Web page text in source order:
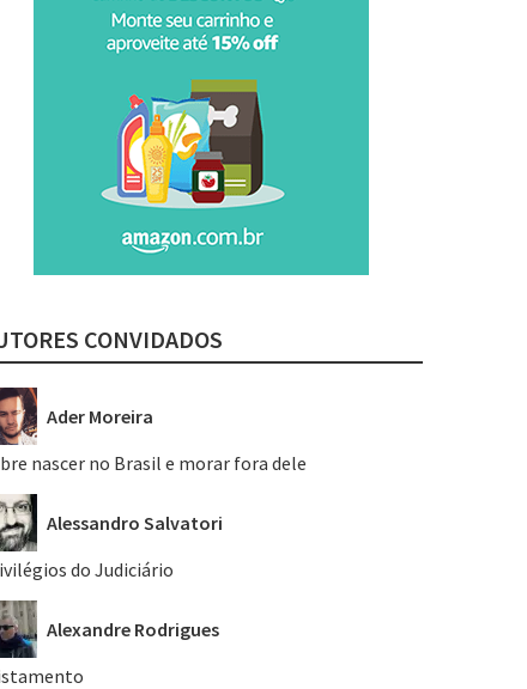
CONVIDADOS
Ader Moreira
nascer no Brasil e morar fora dele
Alessandro Salvatori
do Judiciário
Alexandre Rodrigues